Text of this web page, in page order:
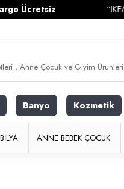
“IKEA
Banyo Kozmetik
ANNE BEBEK ÇOCUK